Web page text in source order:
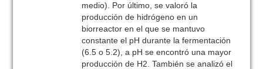
medio). Por último, se valoró la
producción de hidrógeno en un
biorreactor en el que se mantuvo
constante el pH durante la fermentación
(6.5 o 5.2), a pH se encontró una mayor
producción de H2. También se analizó el